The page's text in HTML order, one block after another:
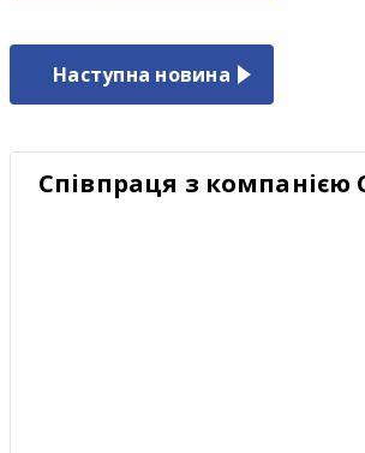
Наступна новина
Співпраця з компанією